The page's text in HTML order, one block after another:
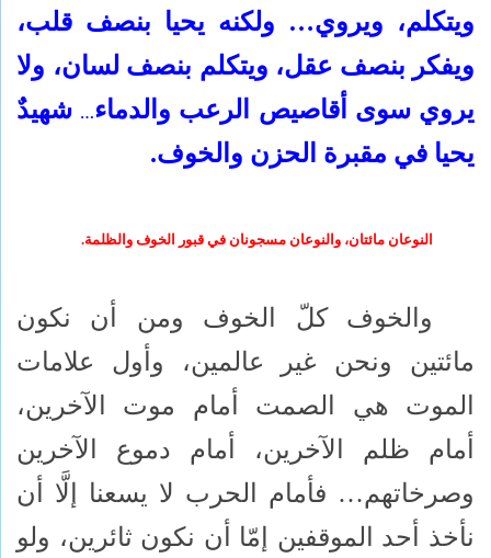
ويتكلم، ويروي… ولكنه يحيا بنصف قلب،
ويفكر بنصف عقل، ويتكلم بنصف لسان، ولا
يروي سوى أقاصيص الرعب والدماء… شهيدٌ
يحيا في مقبرة الحزن والخوف.
النوعان مائتان، والنوعان مسجونان في قبور الخوف والظلمة.
والخوف كلّ الخوف ومن أن نكون
مائتين ونحن غير عالمين، وأول علامات
الموت هي الصمت أمام موت الآخرين،
أمام ظلم الآخرين، أمام دموع الآخرين
وصرخاتهم… فأمام الحرب لا يسعنا إلَّا أن
نأخذ أحد الموقفين إمّا أن نكون ثائرين، ولو